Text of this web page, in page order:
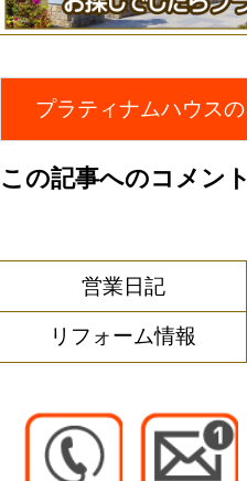
プラティナムハウスの
この記事へのコメント
営業日記
リフォーム情報